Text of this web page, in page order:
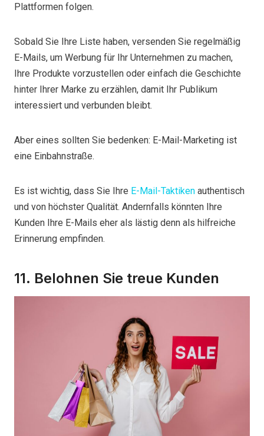
Plattformen folgen.
Sobald Sie Ihre Liste haben, versenden Sie regelmäßig
E-Mails, um Werbung für Ihr Unternehmen zu machen,
Ihre Produkte vorzustellen oder einfach die Geschichte
hinter Ihrer Marke zu erzählen, damit Ihr Publikum
interessiert und verbunden bleibt.
Aber eines sollten Sie bedenken: E-Mail-Marketing ist
eine Einbahnstraße.
Es ist wichtig, dass Sie Ihre E-Mail-Taktiken authentisch
und von höchster Qualität. Andernfalls könnten Ihre
Kunden Ihre E-Mails eher als lästig denn als hilfreiche
Erinnerung empfinden.
11. Belohnen Sie treue Kunden